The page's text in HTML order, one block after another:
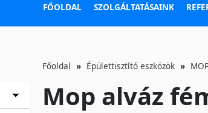
FŐOLDAL SZOLGÁLTATÁSAINK
Főoldal Épülettisztító eszközök
Mop alváz